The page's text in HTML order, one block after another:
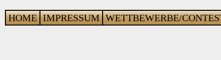
HOME IMPRESSUM WETTBEWERBE/